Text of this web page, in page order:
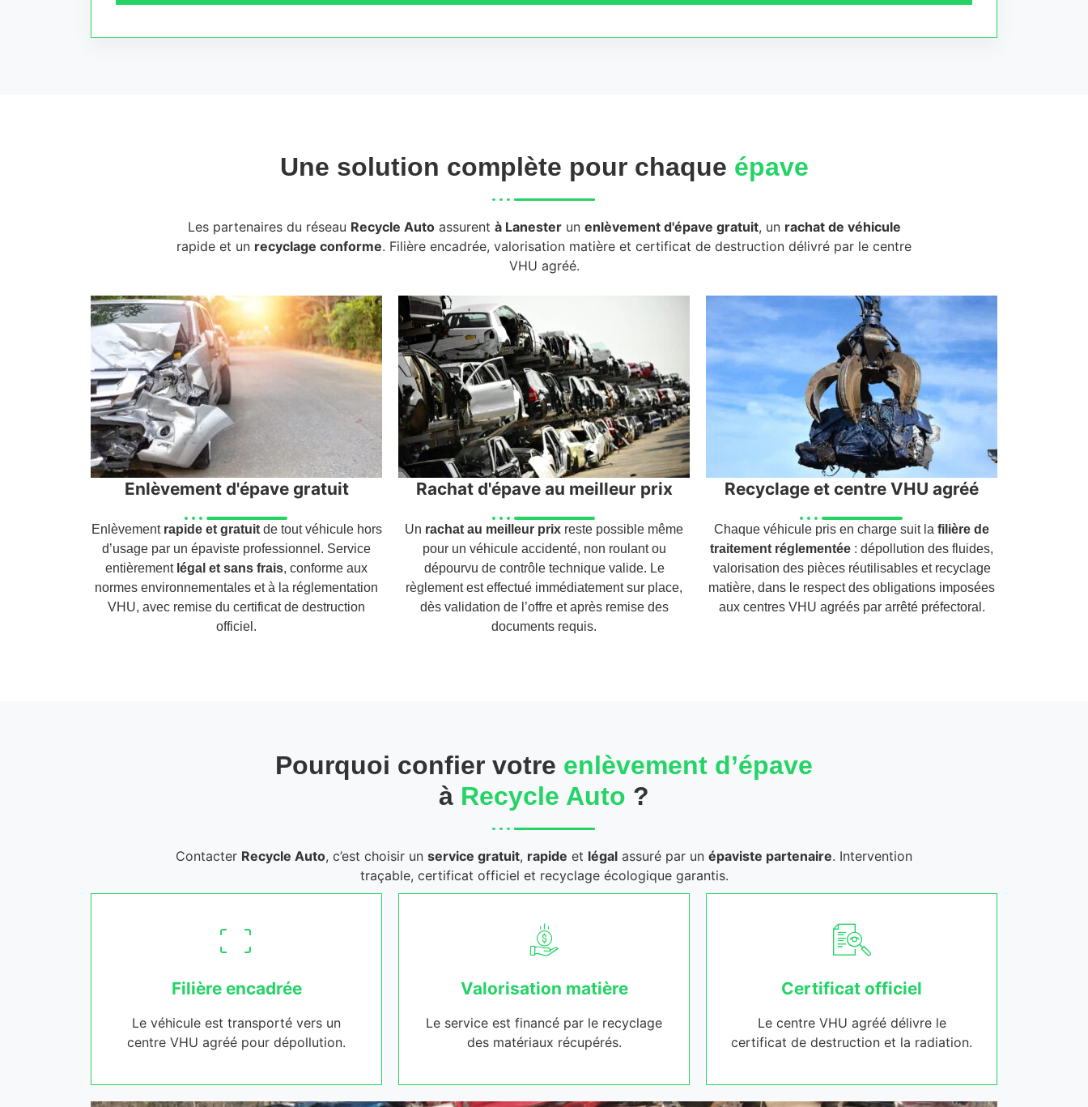
Une solution complète pour chaque épave
Les partenaires du réseau Recycle Autoassurent à Lanesterun enlèvement d'épave gratuit, un rachat de véhicule
rapide et un recyclage conforme. Filière encadrée, valorisation matière et certificat de destruction délivré par le centre
VHU agréé.
Enlèvement d'épave gratuit
Enlèvement rapide et gratuitde tout véhicule hors
d’usage par un épaviste professionnel. Service
entièrement légal et sans frais, conforme aux
normes environnementales et à la réglementation
VHU, avec remise du certificat de destruction
officiel.
Rachat d'épave au meilleur prix
Un rachat au meilleur prix reste possible même
pour un véhicule accidenté, non roulant ou
dépourvu de contrôle technique valide. Le
règlement est effectué immédiatement sur place,
dès validation de l’offre et après remise des
documents requis.
Recyclage et centre VHU agréé
Chaque véhicule pris en charge suit la filière de
traitement réglementée : dépollution des fluides,
valorisation des pièces réutilisables et recyclage
matière, dans le respect des obligations imposées
aux centres VHU agréés par arrêté préfectoral.
Pourquoi confier votre enlèvement d’épave
à Recycle Auto ?
Contacter Recycle Auto, c’est choisir un service gratuit, rapide et légal assuré par un épaviste partenaire. Intervention
traçable, certificat officiel et recyclage écologique garantis.
Filière encadrée
Le véhicule est transporté vers un
centre VHU agréé pour dépollution.
Valorisation matière
Le service est financé par le recyclage
des matériaux récupérés.
Certificat officiel
Le centre VHU agréé délivre le
certificat de destruction et la radiation.